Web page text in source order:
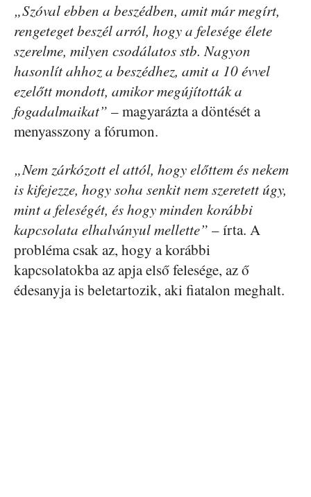
„Szóval ebben a beszédben, amit már megírt,
rengeteget beszél arról, hogy a felesége élete
szerelme, milyen csodálatos stb. Nagyon
hasonlít ahhoz a beszédhez, amit a 10 évvel
ezelőtt mondott, amikor megújították a
fogadalmaikat” – magyarázta a döntését a
menyasszony a fórumon.
„Nem zárkózott el attól, hogy előttem és nekem
is kifejezze, hogy soha senkit nem szeretett úgy,
mint a feleségét, és hogy minden korábbi
kapcsolata elhalványul mellette” – írta. A
probléma csak az, hogy a korábbi
kapcsolatokba az apja első felesége, az ő
édesanyja is beletartozik, aki fiatalon meghalt.